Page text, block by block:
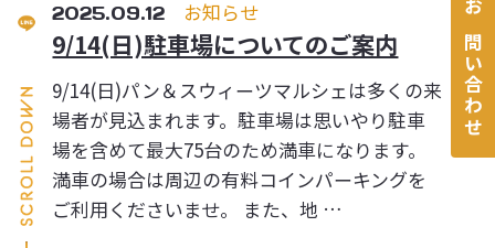
2025.09.12 お知らせ
9/14(日)駐車場についてのご案内
9/14(日)パン＆スウィーツマルシェは多くの来
場者が見込まれます。駐車場は思いやり駐車
場を含めて最大75台のため満車になります。
満車の場合は周辺の有料コインパーキングを
ご利用くださいませ。 また、地 …
お問い合わせ